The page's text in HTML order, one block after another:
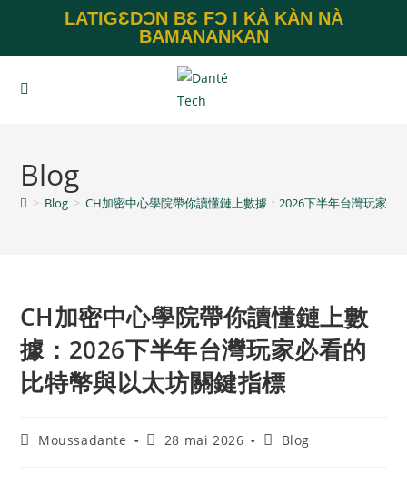
LATIGƐDƆN BƐ FƆ I KÀ KÀN NÀ
BAMANANKAN
Blog
> Blog > CH加密中心學院帶你讀懂鏈上數據：2026下半年台灣玩家必
CH加密中心學院帶你讀懂鏈上數
據：2026下半年台灣玩家必看的
比特幣與以太坊關鍵指標
Moussadante 28 mai 2026 Blog